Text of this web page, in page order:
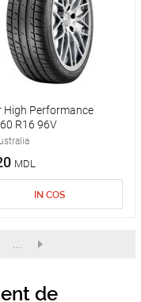
High Performance
R16 96V
MDL
IN COS
...
de